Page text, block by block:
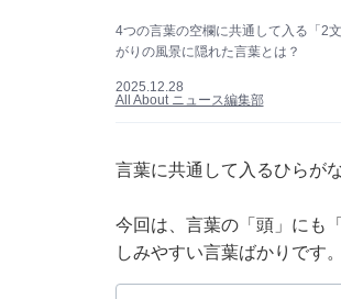
4つの言葉の空欄に共通して入る「2
がりの風景に隠れた言葉とは？
2025.12.28
All About ニュース編集部
言葉に共通して入るひらが
今回は、言葉の「頭」にも
しみやすい言葉ばかりです